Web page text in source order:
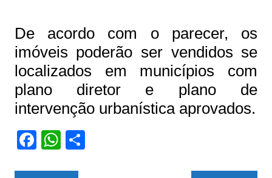
De acordo com o parecer, os
imóveis poderão ser vendidos se
localizados em municípios com
plano diretor e plano de
intervenção urbanística aprovados.
F W S